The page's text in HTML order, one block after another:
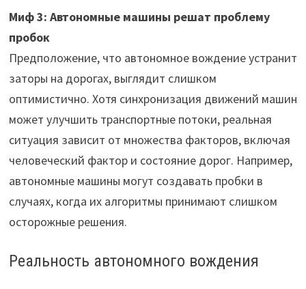
Миф 3: Автономные машины решат проблему
пробок
Предположение, что автономное вождение устранит
заторы на дорогах, выглядит слишком
оптимистично. Хотя синхронизация движений машин
может улучшить транспортные потоки, реальная
ситуация зависит от множества факторов, включая
человеческий фактор и состояние дорог. Например,
автономные машины могут создавать пробки в
случаях, когда их алгоритмы принимают слишком
осторожные решения.
Реальность автономного вождения